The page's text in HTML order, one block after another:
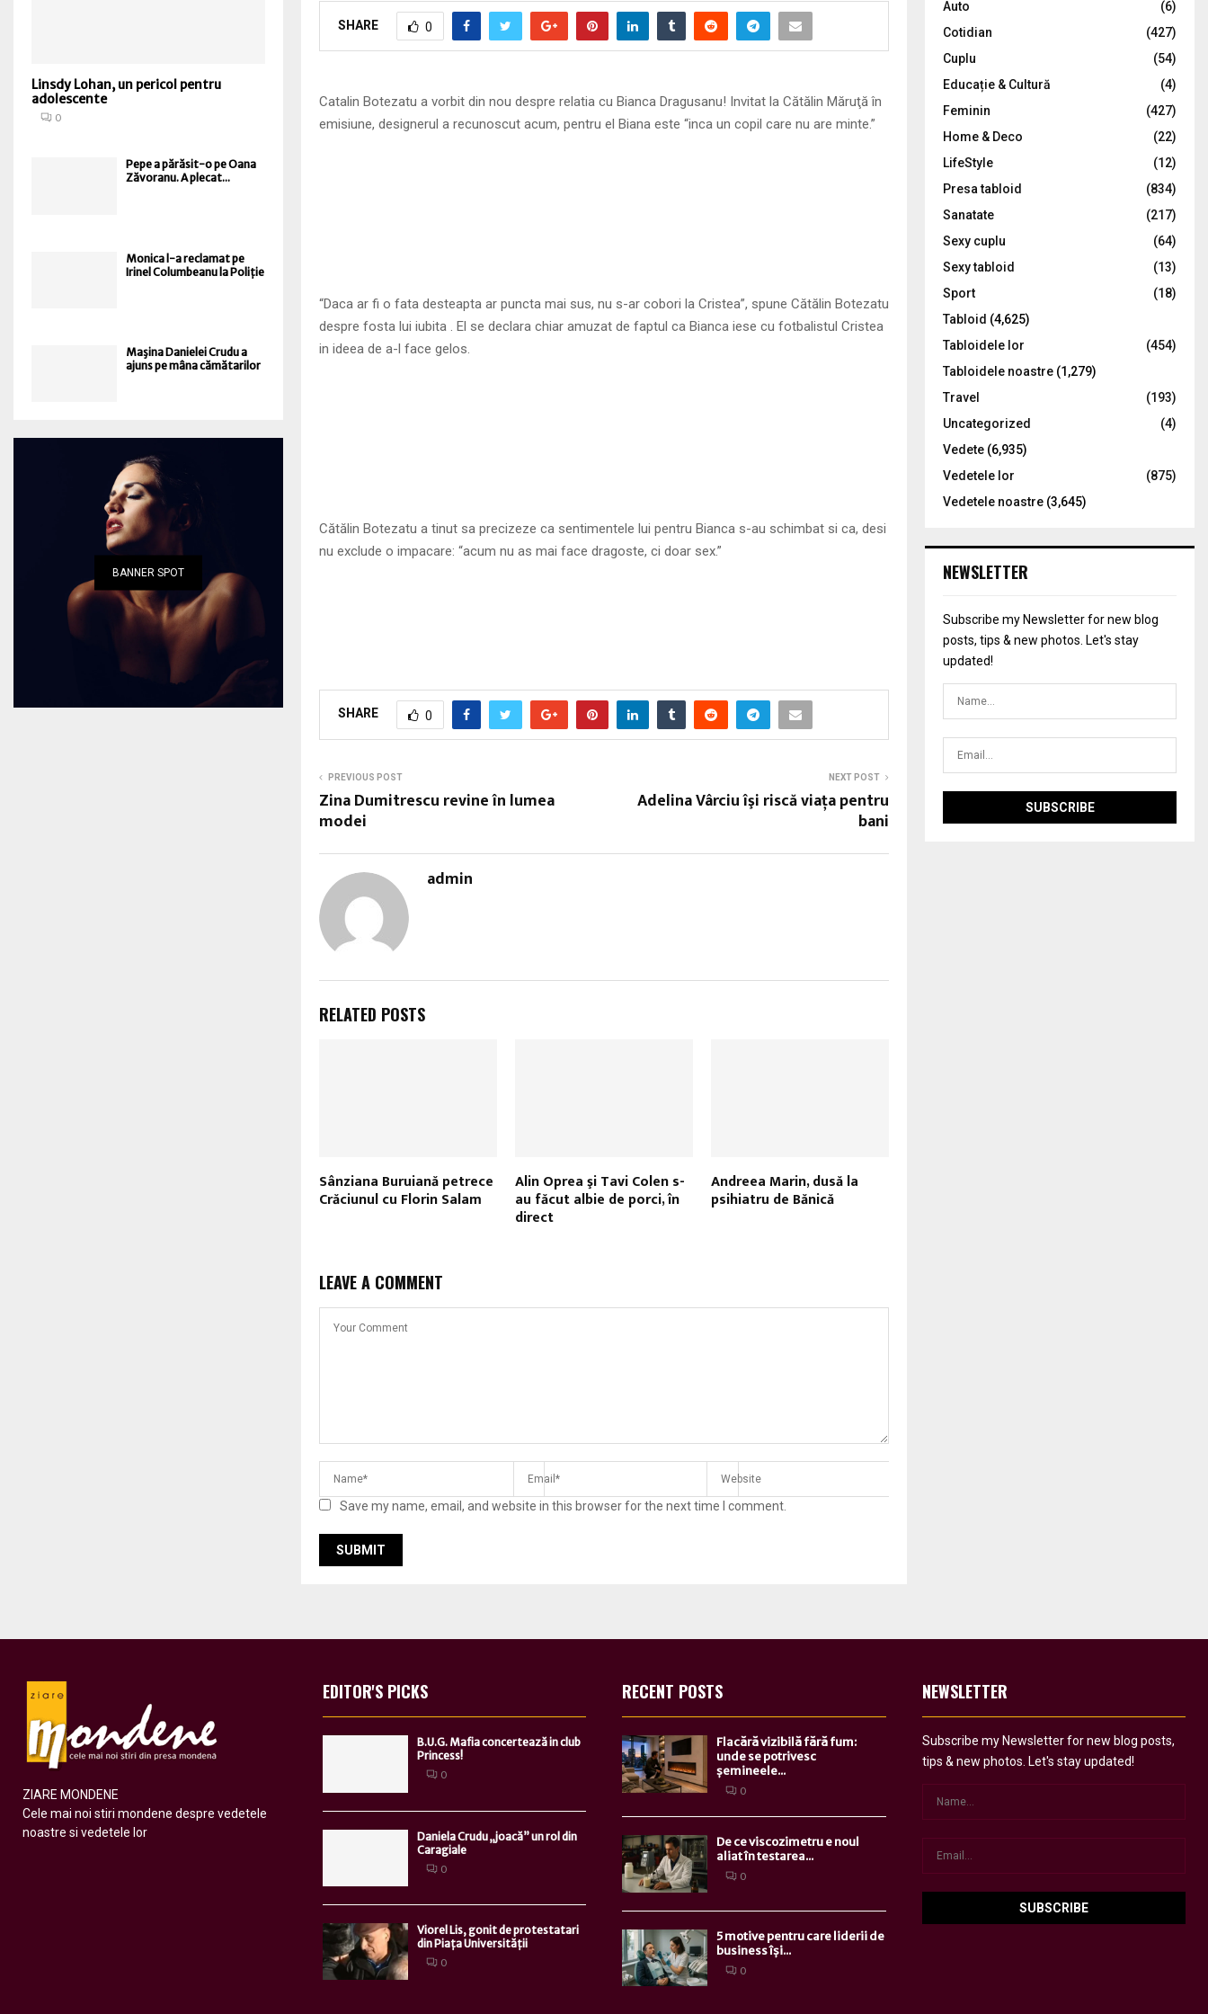
SHARE 0
Catalin Botezatu a vorbit din nou despre relatia cu Bianca Dragusanu! Invitat la Cătălin Măruţă în
emisiune, designerul a recunoscut acum, pentru el Biana este “inca un copil care nu are minte.”
“Daca ar fi o fata desteapta ar puncta mai sus, nu s-ar cobori la Cristea”, spune Cătălin Botezatu
despre fosta lui iubita . El se declara chiar amuzat de faptul ca Bianca iese cu fotbalistul Cristea
in ideea de a-l face gelos.
Cătălin Botezatu a tinut sa precizeze ca sentimentele lui pentru Bianca s-au schimbat si ca, desi
nu exclude o impacare: “acum nu as mai face dragoste, ci doar sex.”
SHARE 0
PREVIOUS POST
Zina Dumitrescu revine în lumea
modei
NEXT POST
Adelina Vârciu îşi riscă viaţa pentru
bani
admin
RELATED POSTS
Sânziana Buruiană petrece
Crăciunul cu Florin Salam
Alin Oprea şi Tavi Colen s-
au făcut albie de porci, în
direct
Andreea Marin, dusă la
psihiatru de Bănică
LEAVE A COMMENT
Save my name, email, and website in this browser for the next time I comment.
Linsdy Lohan, un pericol pentru
adolescente
0
Pepe a părăsit-o pe Oana
Zăvoranu. A plecat...
Monica l-a reclamat pe
Irinel Columbeanu la Poliție
Maşina Danielei Crudu a
ajuns pe mâna cămătarilor
BANNER SPOT
:
C
Auto
(6)
Cotidian
(427)
Cuplu
(54)
Educație & Cultură
(4)
Feminin
(427)
Home & Deco
(22)
LifeStyle
(12)
Presa tabloid
(834)
Sanatate
(217)
Sexy cuplu
(64)
Sexy tabloid
(13)
Sport
(18)
Tabloid (4,625)
Tabloidele lor
(454)
Tabloidele noastre (1,279)
Travel
(193)
Uncategorized
(4)
Vedete (6,935)
Vedetele lor
(875)
Vedetele noastre (3,645)
NEWSLETTER
Subscribe my Newsletter for new blog
posts, tips & new photos. Let's stay
updated!
ZIARE MONDENE
Cele mai noi stiri mondene despre vedetele
noastre si vedetele lor
EDITOR'S PICKS
B.U.G. Mafia concertează in club
Princess!
0
Daniela Crudu „joacă” un rol din
Caragiale
0
Viorel Lis, gonit de protestatari
din Piața Universității
0
RECENT POSTS
Flacără vizibilă fără fum:
unde se potrivesc
șemineele...
0
De ce viscozimetru e noul
aliat în testarea...
0
5 motive pentru care liderii de
business își...
0
NEWSLETTER
Subscribe my Newsletter for new blog posts,
tips & new photos. Let's stay updated!